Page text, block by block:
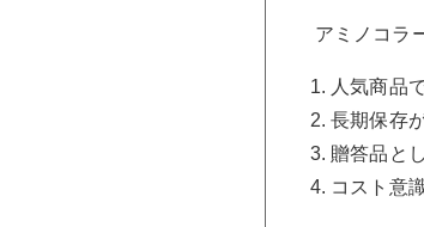
アミノコラ
1. 人気商品
2. 長期保存
3. 贈答品と
4. コスト意